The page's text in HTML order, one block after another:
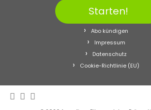
Starten!
Abo kündigen
Impressum
Datenschutz
Cookie-Richtlinie (EU)